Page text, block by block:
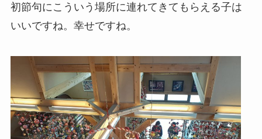
初節句にこういう場所に連れてきてもらえる子は
いいですね。幸せですね。